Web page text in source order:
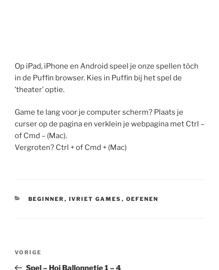
Op iPad, iPhone en Android speel je onze spellen tòch
in de Puffin browser. Kies in Puffin bij het spel de
’theater’ optie.
Game te lang voor je computer scherm? Plaats je
curser op de pagina en verklein je webpagina met Ctrl –
of Cmd – (Mac).
Vergroten? Ctrl + of Cmd + (Mac)
CATEGORIEËN
BEGINNER , IVRIET GAMES , OEFENEN
Vorig
bericht
VORIGE
Spel – Hoi Ballonnetje 1 – 4